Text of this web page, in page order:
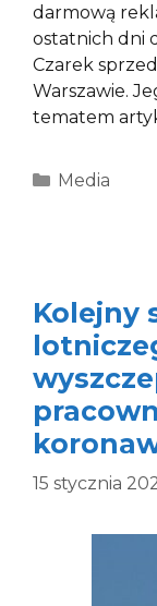
darmową
ostatnich dni
Czarek
Warszawie.
tematem
Kategorie
Media
Kolejny
15 stycznia